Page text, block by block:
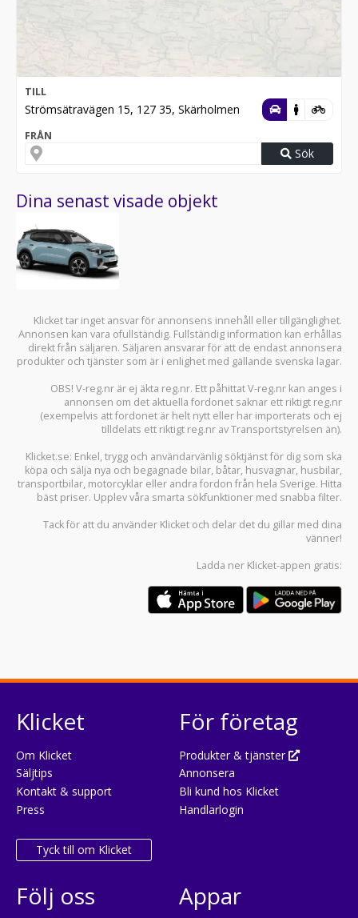
TILL
Strömsätravägen 15, 127 35, Skärholmen
FRÅN
Sök
Dina senast visade objekt
Klicket tar inget ansvar för annonsens innehåll eller tillgänglighet.
Annonsen kan vara ofullständig. Fullständig information kan erhållas
direkt från säljaren. Säljaren ansvarar för att de endast annonsera
produkter och tjänster som är i enlighet med gällande svenska lagar.
OBS! V-reg.nr är ej äkta reg.nr. Ett påhittat V-reg.nr kan anges i
annonsen om det aktuella fordonet saknar ett riktigt reg.nr
(exempelvis att fordonet är helt nytt eller har importerats och ej
tilldelats ett riktigt reg.nr av Transportstyrelsen än).
Klicket.se: Enkel, trygg och användarvänlig söktjänst för dig som ska
köpa och sälja nya och begagnade bilar, båtar, husvagnar, husbilar,
transportbilar, motorcyklar eller andra fordon från hela Sverige. Hitta
bäst priser. Upplev våra smarta sökfunktioner med snabba filter.
Tack för att du använder Klicket och delar det du gillar med dina
vänner!
Ladda ner Klicket-appen gratis:
Klicket
Om Klicket
Säljtips
Kontakt & support
Press
Tyck till om Klicket
För företag
Produkter & tjänster
Annonsera
Bli kund hos Klicket
Handlarlogin
Följ oss Appar